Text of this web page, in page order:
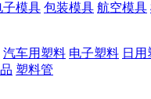
子模具 包装模具 航空模具
汽车用塑料 电子塑料 日用
塑料管